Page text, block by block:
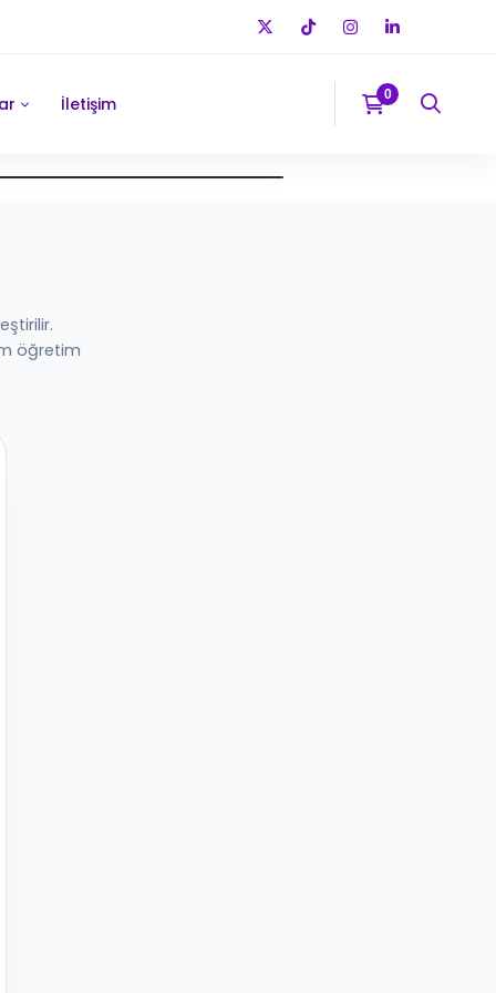
İletişim
öğretim
öğrencilerine yönelik akademik koçluk ve LGS temelli